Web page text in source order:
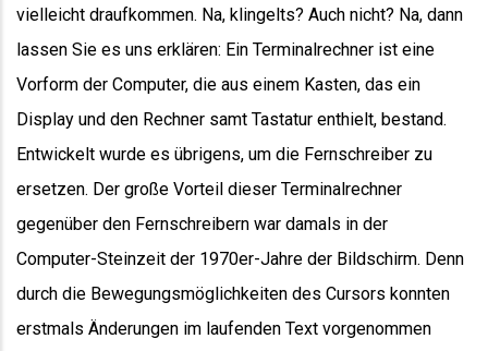
vielleicht draufkommen. Na, klingelts? Auch nicht? Na, dann
lassen Sie es uns erklären: Ein Terminalrechner ist eine
Vorform der Computer, die aus einem Kasten, das ein
Display und den Rechner samt Tastatur enthielt, bestand.
Entwickelt wurde es übrigens, um die Fernschreiber zu
ersetzen. Der große Vorteil dieser Terminalrechner
gegenüber den Fernschreibern war damals in der
Computer-Steinzeit der 1970er-Jahre der Bildschirm. Denn
durch die Bewegungsmöglichkeiten des Cursors konnten
erstmals Änderungen im laufenden Text vorgenommen